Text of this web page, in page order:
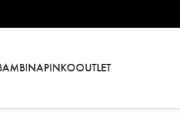
PINKOOUTLET